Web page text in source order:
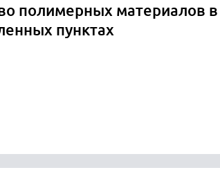
полимерных материалов в
пунктах